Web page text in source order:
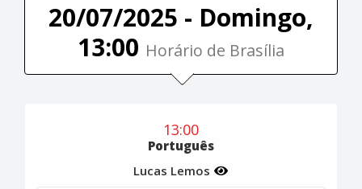
20/07/2025 - Domingo,
13:00 Horário de Brasília
13:00
Português
Lucas Lemos